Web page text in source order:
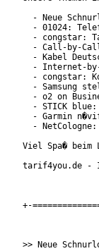
- Neue
- 01024:
- congstar:
- Call-by-
- Kabel
- Internet-
- congstar:
- Samsung
- o2 on
- STICK
- Garmin
-
Viel Spa� beim
tarif4you.de -
+-
>> Neue